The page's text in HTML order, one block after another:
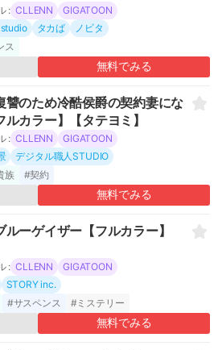
: CLLENN
GIGATOON
タカば
ノビタ
ス
無料でみる
讐のため冷酷侯爵の契約妻にな
ルカラー】【タテヨミ】
: CLLENN
GIGATOON
デジタル職人STUDIO
族 #契約
無料でみる
ルーゲイザー【フルカラー】
: CLLENN
GIGATOON
STORY inc.
#サスペンス #ミステリー
無料でみる